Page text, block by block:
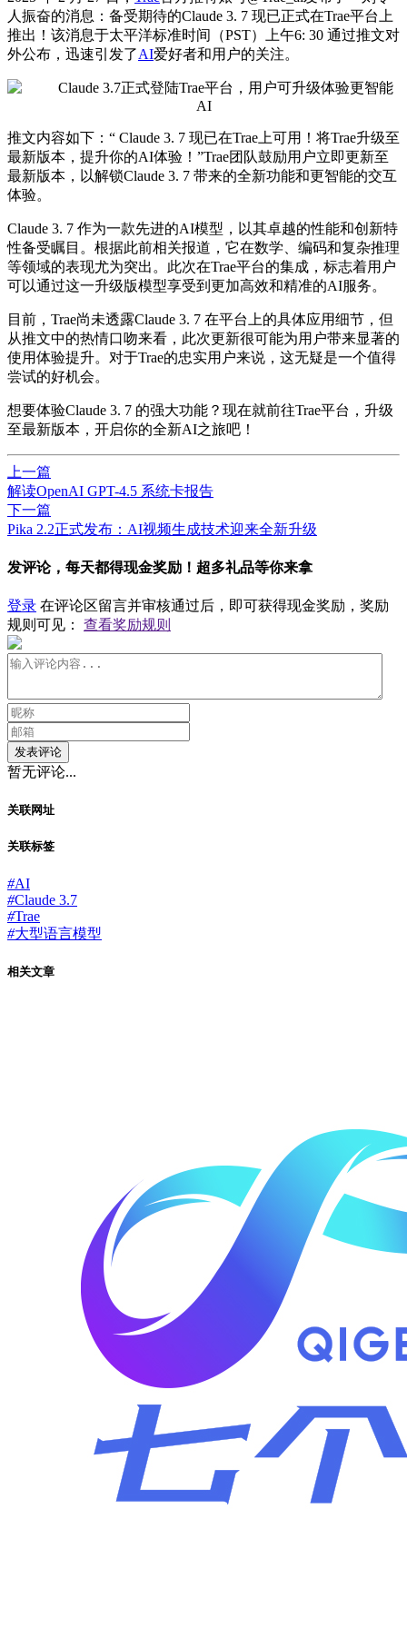
人振奋的消息：备受期待的Claude 3. 7 现已正式在Trae平台上
推出！该消息于太平洋标准时间（PST）上午6: 30 通过推文对
外公布，迅速引发了AI爱好者和用户的关注。
推文内容如下：“ Claude 3. 7 现已在Trae上可用！将Trae升级至
最新版本，提升你的AI体验！”Trae团队鼓励用户立即更新至
最新版本，以解锁Claude 3. 7 带来的全新功能和更智能的交互
体验。
Claude 3. 7 作为一款先进的AI模型，以其卓越的性能和创新特
性备受瞩目。根据此前相关报道，它在数学、编码和复杂推理
等领域的表现尤为突出。此次在Trae平台的集成，标志着用户
可以通过这一升级版模型享受到更加高效和精准的AI服务。
目前，Trae尚未透露Claude 3. 7 在平台上的具体应用细节，但
从推文中的热情口吻来看，此次更新很可能为用户带来显著的
使用体验提升。对于Trae的忠实用户来说，这无疑是一个值得
尝试的好机会。
想要体验Claude 3. 7 的强大功能？现在就前往Trae平台，升级
至最新版本，开启你的全新AI之旅吧！
上一篇
解读OpenAI GPT-4.5 系统卡报告
下一篇
Pika 2.2正式发布：AI视频生成技术迎来全新升级
发评论，每天都得现金奖励！超多礼品等你来拿
登录 在评论区留言并审核通过后，即可获得现金奖励，奖励
规则可见： 查看奖励规则
发表评论
暂无评论...
关联网址
关联标签
#AI
#Claude 3.7
#Trae
#大型语言模型
相关文章